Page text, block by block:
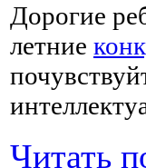
Дорогие
летние
Читать